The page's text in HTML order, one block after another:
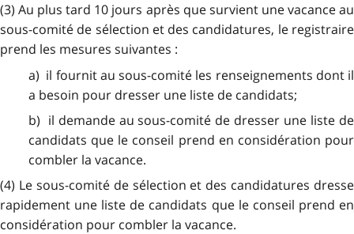
(3) Au plus tard 10 jours après que survient une vacance au
sous-comité de sélection et des candidatures, le registraire
prend les mesures suivantes :
a) il fournit au sous-comité les renseignements dont il
a besoin pour dresser une liste de candidats;
b) il demande au sous-comité de dresser une liste de
candidats que le conseil prend en considération pour
combler la vacance.
(4) Le sous-comité de sélection et des candidatures dresse
rapidement une liste de candidats que le conseil prend en
considération pour combler la vacance.